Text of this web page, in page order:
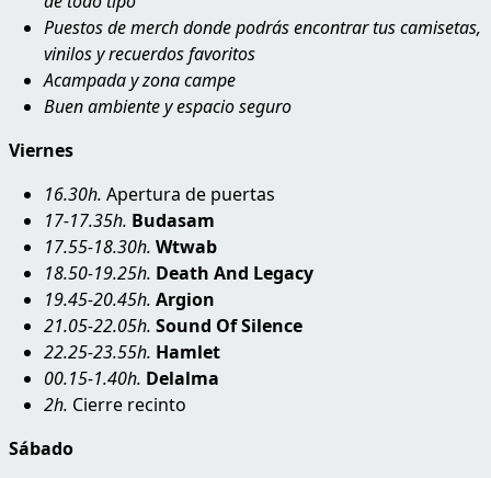
Puestos de merch donde podrás encontrar tus camisetas,
vinilos y recuerdos favoritos
Acampada y zona campe
Buen ambiente y espacio seguro
Viernes
16.30h. Apertura de puertas
17-17.35h. Budasam
17.55-18.30h. Wtwab
18.50-19.25h. Death And Legacy
19.45-20.45h. Argion
21.05-22.05h. Sound Of Silence
22.25-23.55h. Hamlet
00.15-1.40h. Delalma
2h. Cierre recinto
Sábado